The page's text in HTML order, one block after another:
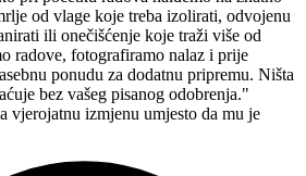
od vlage koje treba izolirati, odvojenu
ili onečišćenje koje traži više od
radove, fotografiramo nalaz i prije
ponudu za dodatnu pripremu. Ništa
bez vašeg pisanog odobrenja."
vjerojatnu izmjenu umjesto da mu je